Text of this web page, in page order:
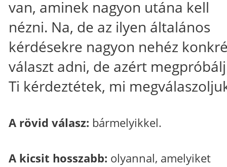
van, aminek nagyon utána kell
nézni. Na, de az ilyen általános
kérdésekre nagyon nehéz
választ adni, de azért
Ti kérdeztétek, mi
A rövid válasz: bármelyikkel.
A kicsit hosszabb: olyannal, amelyiket